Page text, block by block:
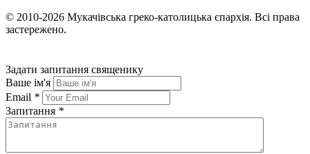
© 2010-2026 Мукачівська греко-католицька єпархія. Всі права
застережено.
Задати запитання священику
Ваше ім'я
Email *
Запитання *